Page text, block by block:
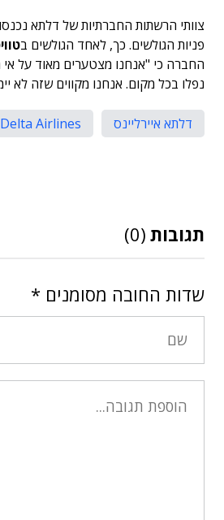
צוותי הרשתות החברתיות של דלתא
פניות הגולשים. כך, לאחד הגולשים ב
החברה כי "אנחנו מצטערים מאוד על אי
נפלו בכל מקום. אנחנו מקווים שזה לא
דלתא איירליינס Delta Airlines
תגובות (0)
שדות החובה מסומנים *